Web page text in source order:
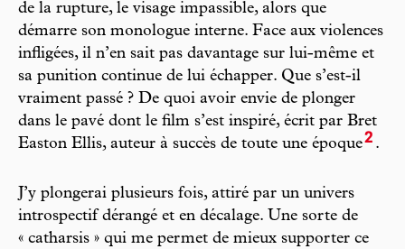
de la rupture, le visage impassible, alors que
démarre son monologue interne. Face aux violences
infligées, il n’en sait pas davantage sur lui-même et
sa punition continue de lui échapper. Que s’est-il
vraiment passé ? De quoi avoir envie de plonger
dans le pavé dont le film s’est inspiré, écrit par Bret
Easton Ellis, auteur à succès de toute une époque2 .
J’y plongerai plusieurs fois, attiré par un univers
introspectif dérangé et en décalage. Une sorte de
« catharsis » qui me permet de mieux supporter ce